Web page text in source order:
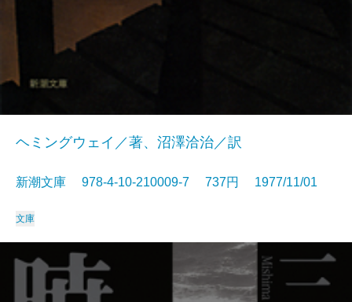
ヘミングウェイ／著、沼澤洽治／訳
新潮文庫 978-4-10-210009-7 737円 1977/11/01
文庫